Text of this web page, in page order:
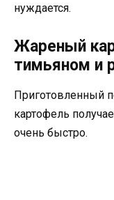
нуждается.
Жареный
тимьяном и
Приготовленный
картофель
очень быстро.